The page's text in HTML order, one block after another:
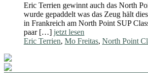
Eric Terrien gewinnt auch das North
wurde gepaddelt was das Zeug hält
in Frankreich am North Point SUP
paar […] jetzt lesen
Eric Terrien, Mo Freitas, North Point